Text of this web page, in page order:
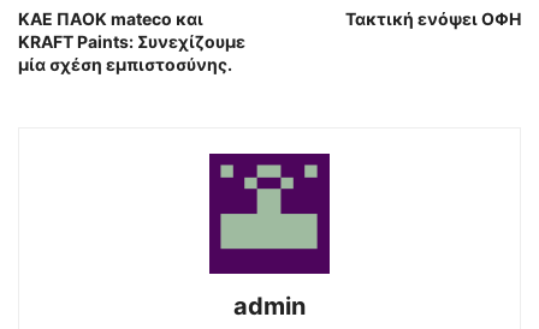
ΚΑΕ ΠΑΟΚ mateco και
KRAFT Paints: Συνεχίζουμε
μία σχέση εμπιστοσύνης.
Τακτική ενόψει ΟΦΗ
admin